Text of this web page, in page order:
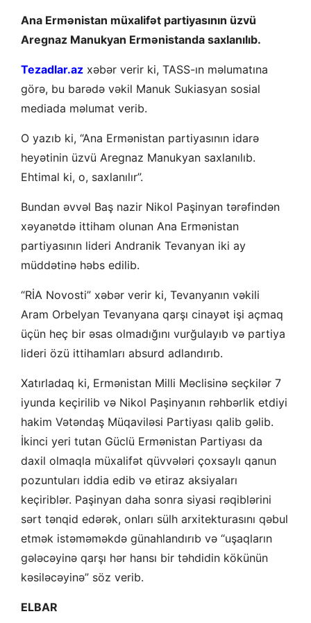
Ana Ermənistan müxalifət partiyasının üzvü
Aregnaz Manukyan Ermənistanda saxlanılıb.
Tezadlar.az xəbər verir ki, TASS-ın məlumatına
görə, bu barədə vəkil Manuk Sukiasyan sosial
mediada məlumat verib.
O yazıb ki, “Ana Ermənistan partiyasının idarə
heyətinin üzvü Aregnaz Manukyan saxlanılıb.
Ehtimal ki, o, saxlanılır”.
Bundan əvvəl Baş nazir Nikol Paşinyan tərəfindən
xəyanətdə ittiham olunan Ana Ermənistan
partiyasının lideri Andranik Tevanyan iki ay
müddətinə həbs edilib.
“RİA Novosti” xəbər verir ki, Tevanyanın vəkili
Aram Orbelyan Tevanyana qarşı cinayət işi açmaq
üçün heç bir əsas olmadığını vurğulayıb və partiya
lideri özü ittihamları absurd adlandırıb.
Xatırladaq ki, Ermənistan Milli Məclisinə seçkilər 7
iyunda keçirilib və Nikol Paşinyanın rəhbərlik etdiyi
hakim Vətəndaş Müqaviləsi Partiyası qalib gəlib.
İkinci yeri tutan Güclü Ermənistan Partiyası da
daxil olmaqla müxalifət qüvvələri çoxsaylı qanun
pozuntuları iddia edib və etiraz aksiyaları
keçiriblər. Paşinyan daha sonra siyasi rəqiblərini
sərt tənqid edərək, onları sülh arxitekturasını qəbul
etmək istəməməkdə günahlandırıb və “uşaqların
gələcəyinə qarşı hər hansı bir təhdidin kökünün
kəsiləcəyinə” söz verib.
ELBAR